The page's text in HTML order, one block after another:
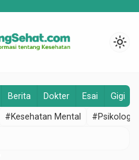
light_mode
Berita Dokter Esai Gigi
#Kesehatan Mental #Psikologi